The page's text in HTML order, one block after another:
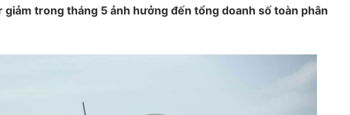
giảm trong tháng 5 ảnh hưởng đến tổng doanh số toàn phân